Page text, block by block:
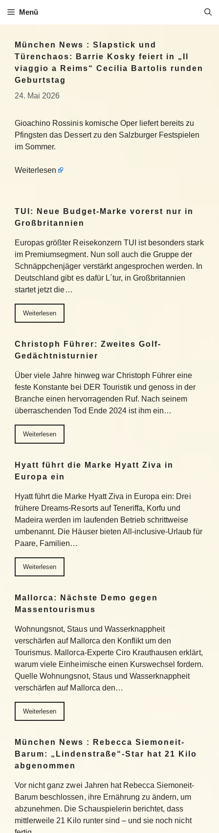
Inhalt
Menü
München News : Slapstick und
Türenchaos: Barrie Kosky feiert in „Il
viaggio a Reims“ Cecilia Bartolis runden
Geburtstag
24. Mai 2026
Gioachino Rossinis komische Oper liefert bereits zu
Pfingsten das Dessert zu den Salzburger Festspielen
im Sommer.
Weiterlesen
TUI: Neue Budget-Marke vorerst nur in
Großbritannien
Europas größter Reisekonzern TUI ist besonders stark
im Premiumsegment. Nun soll auch die Gruppe der
Schnäppchenjäger verstärkt angesprochen werden. In
Deutschland gibt es dafür L´tur, in Großbritannien
startet jetzt die…
Weiterlesen
Christoph Führer: Zweites Golf-
Gedächtnisturnier
Über viele Jahre hinweg war Christoph Führer eine
feste Konstante bei DER Touristik und genoss in der
Branche einen hervorragenden Ruf. Nach seinem
überraschenden Tod Ende 2024 ist ihm ein…
Weiterlesen
Hyatt führt die Marke Hyatt Ziva in
Europa ein
Hyatt führt die Marke Hyatt Ziva in Europa ein: Drei
frühere Dreams-Resorts auf Teneriffa, Korfu und
Madeira werden im laufenden Betrieb schrittweise
umbenannt. Die Häuser bieten All-inclusive-Urlaub für
Paare, Familien…
Weiterlesen
Mallorca: Nächste Demo gegen
Massentourismus
Wohnungsnot, Staus und Wasserknappheit
verschärfen auf Mallorca den Konflikt um den
Tourismus. Mallorca-Experte Ciro Krauthausen erklärt,
warum viele Einheimische einen Kurswechsel fordern.
Quelle Wohnungsnot, Staus und Wasserknappheit
verschärfen auf Mallorca den…
Weiterlesen
München News : Rebecca Siemoneit-
Barum: „Lindenstraße“-Star hat 21 Kilo
abgenommen
Vor nicht ganz zwei Jahren hat Rebecca Siemoneit-
Barum beschlossen, ihre Ernährung zu ändern, um
abzunehmen. Die Schauspielerin berichtet, dass
mittlerweile 21 Kilo runter sind – und sie noch nicht